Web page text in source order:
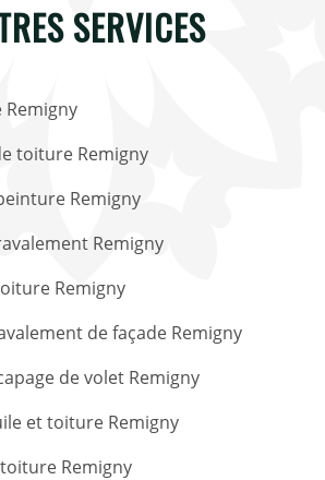
SERVICES
toiture Remigny
Remigny
Remigny
Remigny
de façade Remigny
de volet Remigny
et toiture Remigny
Remigny